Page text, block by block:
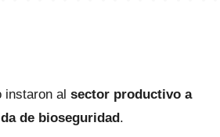
instaron al sector productivo a
de bioseguridad.